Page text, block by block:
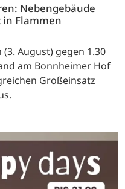
Nebengebäude
in Flammen
August) gegen 1.30
am Bonnheimer Hof
Großeinsatz